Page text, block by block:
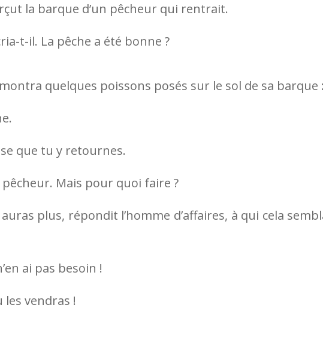
la barque d’un pêcheur qui rentrait.
t-il. La pêche a été bonne ?
quelques poissons posés sur le sol de sa barque
que tu y retournes.
Mais pour quoi faire ?
plus, répondit l’homme d’affaires, à qui cela
ai pas besoin !
les vendras !